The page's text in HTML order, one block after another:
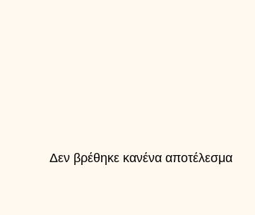
Δεν βρέθηκε κανένα αποτέλεσμα